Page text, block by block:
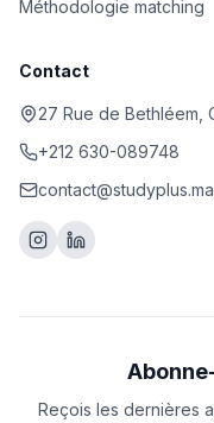
Méthodologie matching
Contact
27 Rue de Bethléem,
+212 630-089748
contact@studyplus.ma
Reçois les dernières